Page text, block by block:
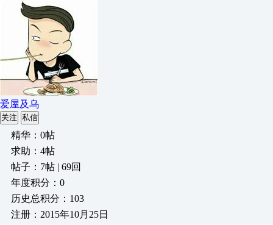
爱屋及乌
关注 私信
精华：0帖
求助：4帖
帖子：7帖 | 69回
年度积分：0
历史总积分：103
注册：2015年10月25日